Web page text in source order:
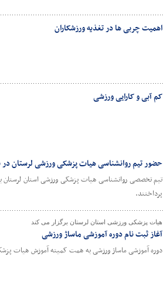
اهمیت چربی ها در تغذیه ورزشکاران
کم آبی و کارایی ورزشی
حضور تیم روانشناسی هیات پزشکی ورزشی لرستان
تیم تخصصی روانشناسی هیات پزشکی ورزشی استان لرستان
پرداختند.
هیات پزشکی ورزشی استان لرستان برگزار می کند
آغاز ثبت نام دوره آموزشی ماساژ ورزشی
دوره آموزشی ماساژ ورزشی به همت کمیته آموزش هیات